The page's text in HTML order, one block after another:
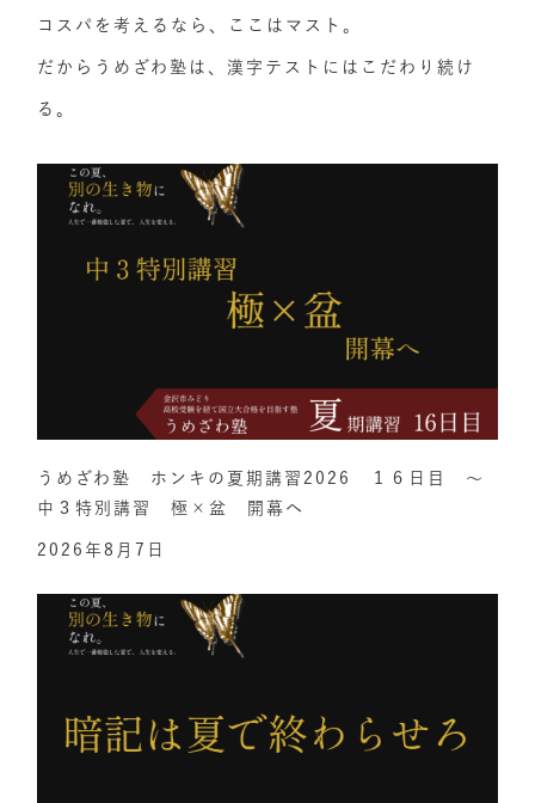
コスパを考えるなら、ここはマスト。
だからうめざわ塾は、漢字テストにはこだわり続け
る。
うめざわ塾 ホンキの夏期講習2026 １６日目 ～
中３特別講習 極×盆 開幕へ
2026年8月7日